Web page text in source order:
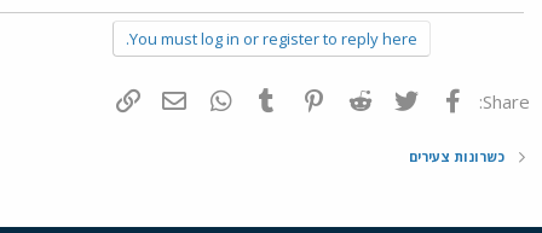
You must log in or register to reply here.
Share: פייסבוק Twitter
Reddit
Pinterest
Tumblr
WhatsAppדואר אלקטרוני
כשרונות צעירים